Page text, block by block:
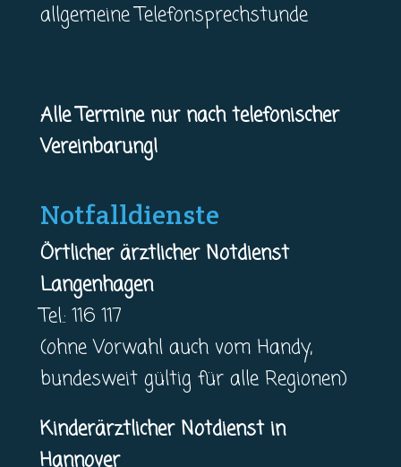
allgemeine Telefonsprechstunde
Alle Termine nur nach telefonischer
Vereinbarung!
Notfalldienste
Örtlicher ärztlicher Notdienst
Langenhagen
Tel.: 116 117
(ohne Vorwahl auch vom Handy,
bundesweit gültig für alle Regionen)
Kinderärztlicher Notdienst in
Hannover